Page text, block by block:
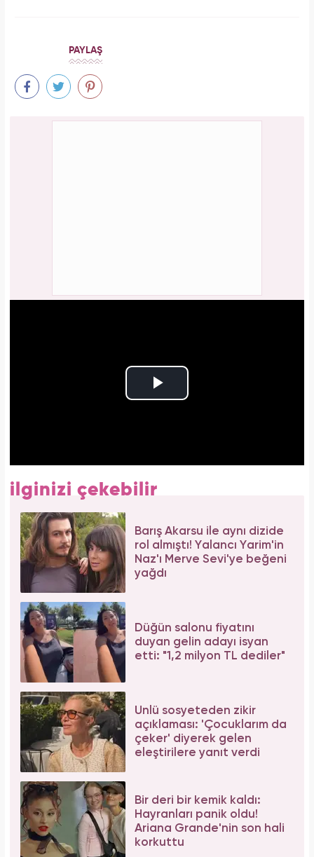
PAYLAŞ
ilginizi çekebilir
Barış Akarsu ile aynı dizide
rol almıştı! Yalancı Yarim'in
Naz'ı Merve Sevi'ye beğeni
yağdı
Düğün salonu fiyatını
duyan gelin adayı isyan
etti: "1,2 milyon TL dediler"
Ünlü sosyeteden zikir
açıklaması: 'Çocuklarım da
çeker' diyerek gelen
eleştirilere yanıt verdi
Bir deri bir kemik kaldı:
Hayranları panik oldu!
Ariana Grande'nin son hali
korkuttu